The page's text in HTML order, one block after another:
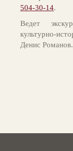
504-30-14.
Ведет
культурно-
Денис Романов.